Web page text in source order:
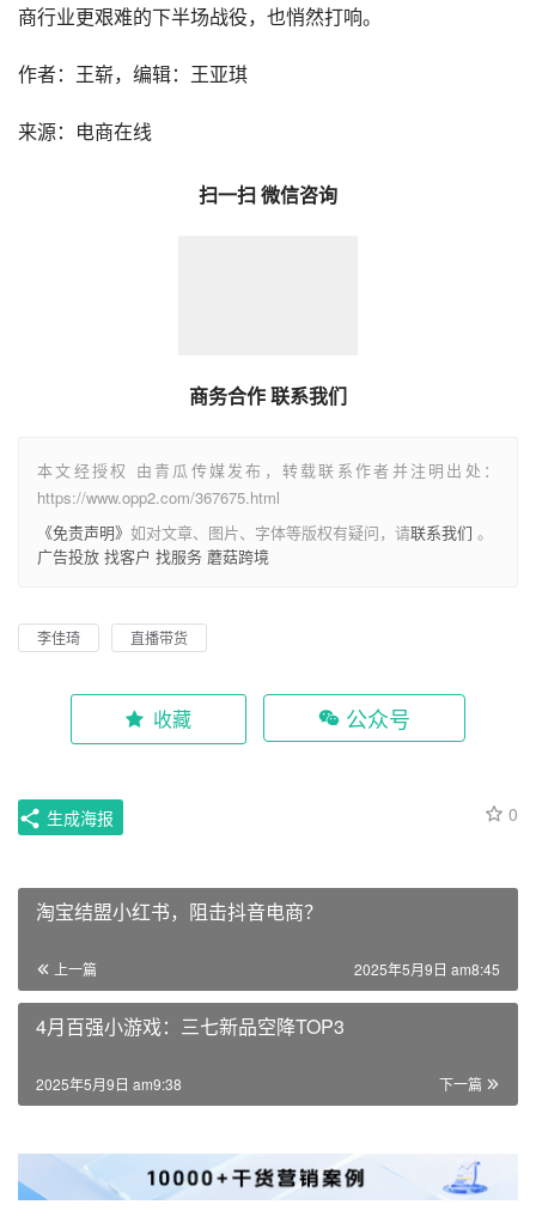
商行业更艰难的下半场战役，也悄然打响。
作者：王崭，编辑：王亚琪
来源：电商在线
扫一扫 微信咨询
商务合作 联系我们
本文经授权 由青瓜传媒发布，转载联系作者并注明出处：
https://www.opp2.com/367675.html
《免责声明》 如对文章、图片、字体等版权有疑问，请联系我们 。
广告投放 找客户 找服务 蘑菇跨境
李佳琦 直播带货
收藏 公众号
0
生成海报
淘宝结盟小红书，阻击抖音电商？
上一篇 2025年5月9日 am8:45
4月百强小游戏：三七新品空降TOP3
下一篇
2025年5月9日 am9:38